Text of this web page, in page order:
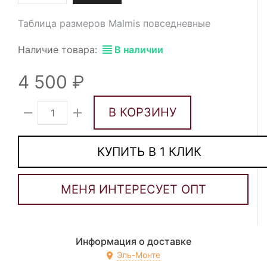
Таблица размеров Malmis повседневные
Наличие товара: В наличии
4 500
В КОРЗИНУ
КУПИТЬ В 1 КЛИК
Информация о доставке
Эль-Монте